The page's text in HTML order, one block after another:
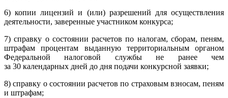
6) копии лицензий и (или) разрешений для осуществления
деятельности, заверенные участником конкурса;
7) справку о состоянии расчетов по налогам, сборам, пеням,
штрафам процентам выданную территориальным органом
Федеральной налоговой службы не ранее чем
за 30 календарных дней до дня подачи конкурсной заявки;
8) справку о состоянии расчетов по страховым взносам, пеням
и штрафам;